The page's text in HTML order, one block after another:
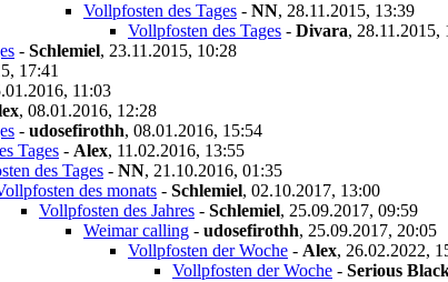
Vollpfosten des Tages - NN, 28.11.2015, 13:39
Vollpfosten des Tages - Divara, 28.11.2015,
- Schlemiel, 23.11.2015, 10:28
17:41
11:03
, 08.01.2016, 12:28
- udosefirothh, 08.01.2016, 15:54
Tages - Alex, 11.02.2016, 13:55
des Tages - NN, 21.10.2016, 01:35
des monats - Schlemiel, 02.10.2017, 13:00
Vollpfosten des Jahres - Schlemiel, 25.09.2017, 09:59
Weimar calling - udosefirothh, 25.09.2017, 20:05
Vollpfosten der Woche - Alex, 26.02.2022,
Vollpfosten der Woche - Serious